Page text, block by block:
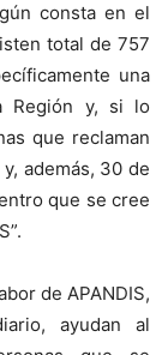
consta en el
total de 757
una
Región y, si lo
que reclaman
además, 30 de
que se cree
de APANDIS,
ayudan al